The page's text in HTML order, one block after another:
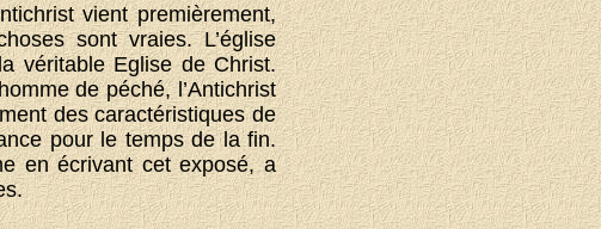
vient premièrement,
sont vraies. L’église
véritable Eglise de Christ.
de péché, l’Antichrist
des caractéristiques de
pour le temps de la fin.
en écrivant cet exposé, a